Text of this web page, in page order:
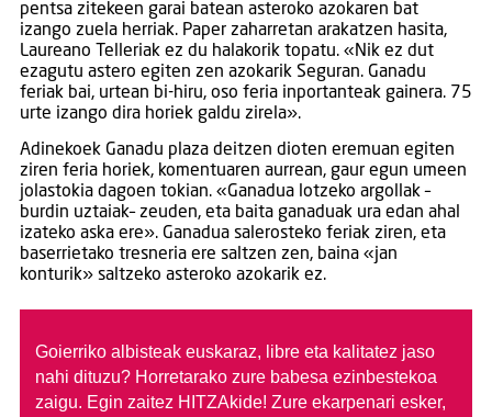
pentsa zitekeen garai batean asteroko azokaren bat
izango zuela herriak. Paper zaharretan arakatzen hasita,
Laureano Telleriak ez du halakorik topatu. «Nik ez dut
ezagutu astero egiten zen azokarik Seguran. Ganadu
feriak bai, urtean bi-hiru, oso feria inportanteak gainera. 75
urte izango dira horiek galdu zirela».
Adinekoek Ganadu plaza deitzen dioten eremuan egiten
ziren feria horiek, komentuaren aurrean, gaur egun umeen
jolastokia dagoen tokian. «Ganadua lotzeko argollak –
burdin uztaiak– zeuden, eta baita ganaduak ura edan ahal
izateko aska ere». Ganadua salerosteko feriak ziren, eta
baserrietako tresneria ere saltzen zen, baina «jan
konturik» saltzeko asteroko azokarik ez.
Goierriko albisteak euskaraz, libre eta kalitatez jaso
nahi dituzu? Horretarako zure babesa ezinbestekoa
zaigu. Egin zaitez HITZAkide! Zure ekarpenari esker,